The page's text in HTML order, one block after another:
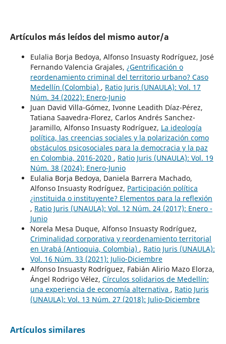
Artículos más leídos del mismo autor/a
Eulalia Borja Bedoya, Alfonso Insuasty Rodríguez, José
Fernando Valencia Grajales, ¿Gentrificación o
reordenamiento criminal del territorio urbano? Caso
Medellín (Colombia) , Ratio Juris (UNAULA): Vol. 17
Núm. 34 (2022): Enero-Junio
Juan David Villa-Gómez, Ivonne Leadith Díaz-Pérez,
Tatiana Saavedra-Florez, Carlos Andrés Sanchez-
Jaramillo, Alfonso Insuasty Rodríguez, La ideología
política, las creencias sociales y la polarización como
obstáculos psicosociales para la democracia y la paz
en Colombia, 2016-2020 , Ratio Juris (UNAULA): Vol. 19
Núm. 38 (2024): Enero-Junio
Eulalia Borja Bedoya, Daniela Barrera Machado,
Alfonso Insuasty Rodríguez, Participación política
¿instituida o instituyente? Elementos para la reflexión
, Ratio Juris (UNAULA): Vol. 12 Núm. 24 (2017): Enero -
Junio
Norela Mesa Duque, Alfonso Insuasty Rodríguez,
Criminalidad corporativa y reordenamiento territorial
en Urabá (Antioquia, Colombia) , Ratio Juris (UNAULA):
Vol. 16 Núm. 33 (2021): Julio-Diciembre
Alfonso Insuasty Rodríguez, Fabián Alirio Mazo Elorza,
Ángel Rodrigo Vélez, Círculos solidarios de Medellín:
una experiencia de economía alternativa , Ratio Juris
(UNAULA): Vol. 13 Núm. 27 (2018): Julio-Diciembre
Artículos similares